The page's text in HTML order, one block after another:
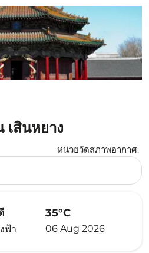
เสิ่นหยาง
หน่วยวัดสภาพอากาศ:
ยส Selected
ฟ้า
35°C
06 Aug 2026